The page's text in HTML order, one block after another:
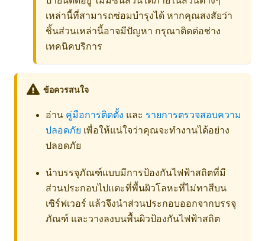
เหล่านี้ที่สามารถซ่อมบำรุงได้ หากคุณสงสัยว่า
ชิ้นส่วนเหล่านี้อาจมีปัญหา กรุณาติดต่อช่าง
เทคนิคบริการ
ข้อควรสนใจ
อ่าน คู่มือการติดตั้ง และ รายการตรวจสอบความ
ปลอดภัย เพื่อให้แน่ใจว่าคุณจะทำงานได้อย่าง
ปลอดภัย
นำบรรจุภัณฑ์แบบมีการป้องกันไฟฟ้าสถิตที่มี
ส่วนประกอบไปแตะที่พื้นผิวโลหะที่ไม่ทาสีบน
เซิร์ฟเวอร์ แล้วจึงนำส่วนประกอบออกจากบรรจุ
ภัณฑ์ และวางลงบนพื้นผิวป้องกันไฟฟ้าสถิต